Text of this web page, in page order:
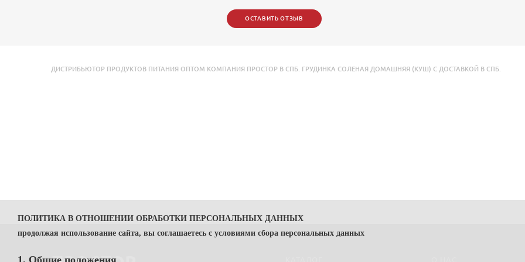
ОСТАВИТЬ ОТЗЫВ
ДИСТРИБЬЮТОР ПРОДУКТОВ ПИТАНИЯ ОПТОМ КОМПАНИЯ ПРОСТОР В СПБ. ГРУДИНКА СОЛЕНАЯ ДОМАШНЯЯ (КУШ) С ДОСТАВКОЙ В СПБ.
ПОЛИТИКА В ОТНОШЕНИИ ОБРАБОТКИ ПЕРСОНАЛЬНЫХ ДАННЫХ
продолжая использование сайта, вы соглашаетесь с условиями сбора персональных данных
1. Общие положения